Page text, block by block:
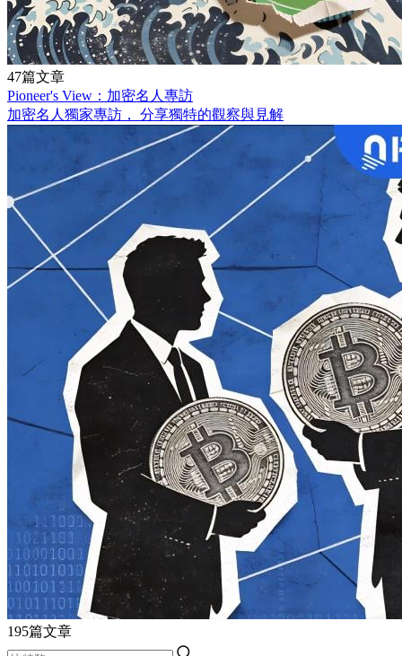
47篇文章
Pioneer's View：加密名人專訪
加密名人獨家專訪， 分享獨特的觀察與見解
195篇文章